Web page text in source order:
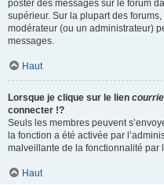
poster des messages sur le forum
supérieur. Sur la plupart des
modérateur (ou un administrateur)
messages.
Haut
Lorsque je clique sur le lien
connecter !?
Seuls les membres peuvent
la fonction a été activée par
malveillante de la fonctionnalité par
Haut